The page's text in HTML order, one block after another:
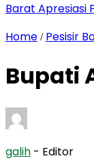
Barat Apresiasi
Home / Pesisir
Bupati
galih - Editor